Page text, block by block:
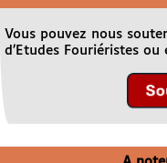
Vous pouvez nous
d’Etudes Fouriéristes